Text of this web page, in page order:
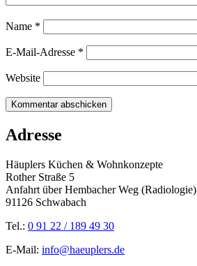
Name *
E-Mail-Adresse *
Website
Adresse
Häuplers Küchen & Wohnkonzepte
Rother Straße 5
Anfahrt über Hembacher Weg (Radiologie)
91126 Schwabach
Tel.: 0 91 22 / 189 49 30
E-Mail: info@haeuplers.de